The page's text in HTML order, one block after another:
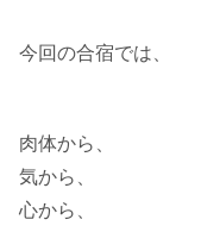
今回の合宿では、
肉体から、
気から、
心から、